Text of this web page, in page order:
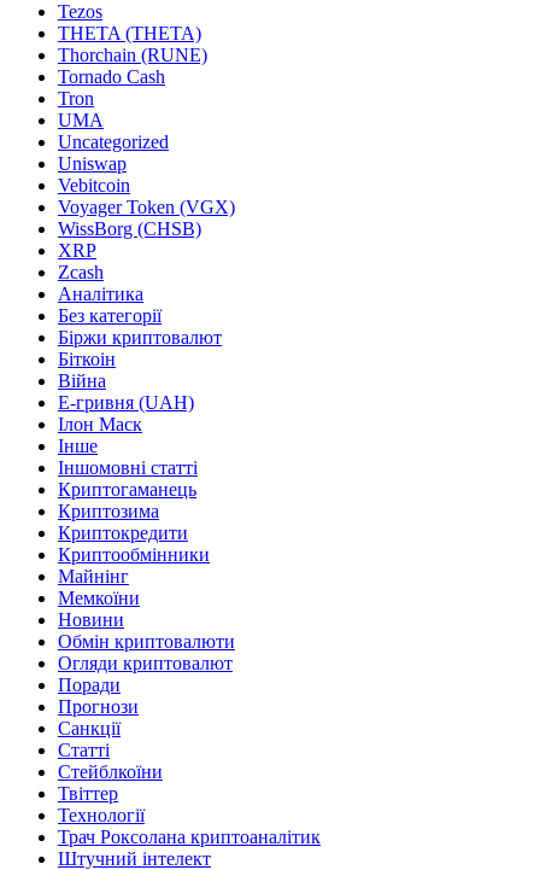
Tezos
THETA (THETA)
Thorchain (RUNE)
Tornado Cash
Tron
UMA
Uncategorized
Uniswap
Vebitcoin
Voyager Token (VGX)
WissBorg (CHSB)
XRP
Zcash
Аналітика
Без категорії
Біржи криптовалют
Біткоін
Війна
Е-гривня (UAH)
Ілон Маск
Інше
Іншомовні статті
Криптогаманець
Криптозима
Криптокредити
Криптообмінники
Майнінг
Мемкоїни
Новини
Обмін криптовалюти
Огляди криптовалют
Поради
Прогнози
Санкції
Статті
Стейблкоїни
Твіттер
Технології
Трач Роксолана криптоаналітик
Штучний інтелект